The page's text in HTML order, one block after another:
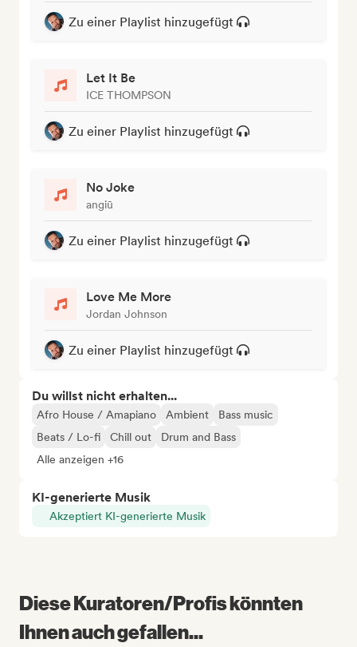
Zu einer Playlist hinzugefügt
Let It Be
ICE THOMPSON
Zu einer Playlist hinzugefügt
No Joke
angiū
Zu einer Playlist hinzugefügt
Love Me More
Jordan Johnson
Zu einer Playlist hinzugefügt
Du willst nicht erhalten...
Afro House / Amapiano Ambient
Bass music
Beats / Lo-fi
Chill out
Drum and Bass
Alle anzeigen +16
KI-generierte Musik
Akzeptiert KI-generierte Musik
Diese Kuratoren/Profis könnten
Ihnen auch gefallen...